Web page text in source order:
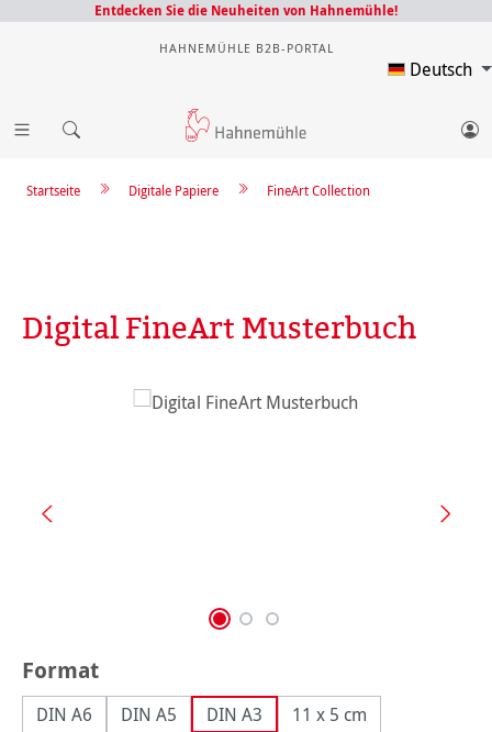
Entdecken Sie die Neuheiten von Hahnemühle!
HAHNEMÜHLE B2B-PORTAL
Deutsch
FineArt Collection
Digitale Papiere
Startseite
Digital FineArt Musterbuch
Bildergalerie überspringen
Formatauswählen
DIN A6 DIN A5 DIN A3 11 x 5 cm